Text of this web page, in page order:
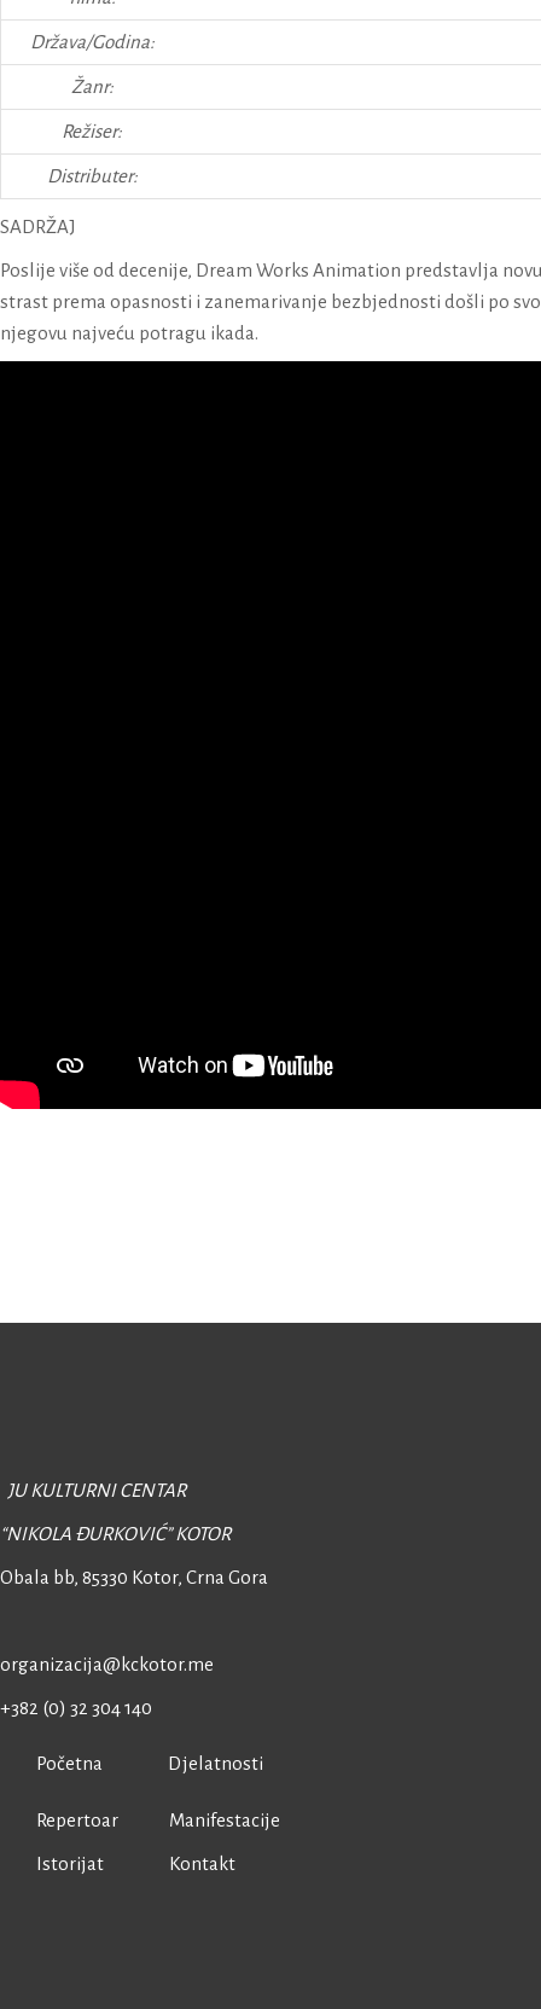
Država/Godina:
Žanr:
Režiser:
Distributer:
SADRŽAJ
Poslije više od decenije, Dream Works Animation predstavlja
strast prema opasnosti i zanemarivanje bezbjednosti došli po
njegovu najveću potragu ikada.
JU KULTURNI CENTAR
“NIKOLA ĐURKOVIĆ” KOTOR
Obala bb, 85330 Kotor, Crna Gora
organizacija@kckotor.me
+382 (0) 32 304 140
Početna Djelatnosti
Repertoar Manifestacije
Istorijat Kontakt